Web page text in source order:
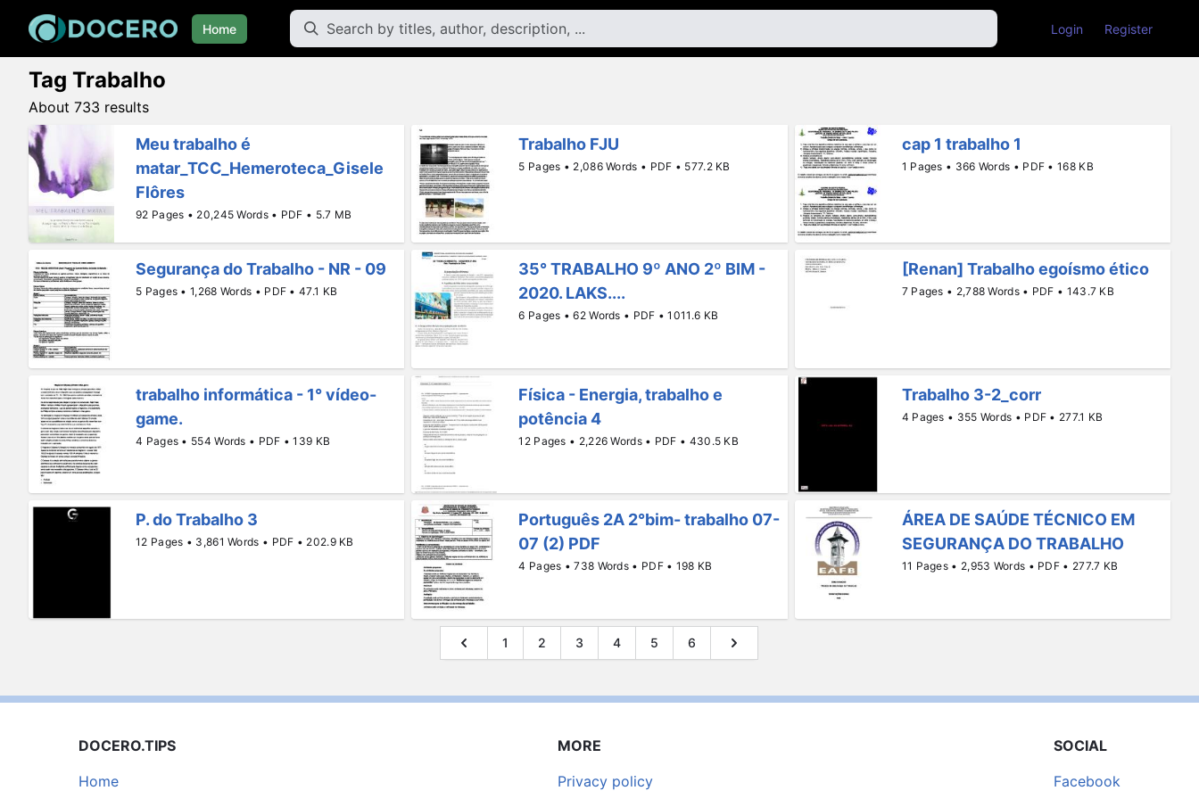
Home Login Register
Tag Trabalho
About 733 results
Meu trabalho é
matar_TCC_Hemeroteca_Gisele
Flôres
92 Pages • 20,245 Words • PDF • 5.7 MB
Trabalho FJU
5 Pages • 2,086 Words • PDF • 577.2 KB
cap 1 trabalho 1
1 Pages • 366 Words • PDF • 168 KB
Segurança do Trabalho - NR - 09
5 Pages • 1,268 Words • PDF • 47.1 KB
35° TRABALHO 9º ANO 2º BIM -
2020. LAKS....
6 Pages • 62 Words • PDF • 1011.6 KB
[Renan] Trabalho egoísmo ético
7 Pages • 2,788 Words • PDF • 143.7 KB
trabalho informática - 1° vídeo-
game.
4 Pages • 554 Words • PDF • 139 KB
Física - Energia, trabalho e
potência 4
12 Pages • 2,226 Words • PDF • 430.5 KB
Trabalho 3-2_corr
4 Pages • 355 Words • PDF • 277.1 KB
P. do Trabalho 3
12 Pages • 3,861 Words • PDF • 202.9 KB
Português 2A 2°bim- trabalho 07-
07 (2) PDF
4 Pages • 738 Words • PDF • 198 KB
ÁREA DE SAÚDE TÉCNICO EM
SEGURANÇA DO TRABALHO
11 Pages • 2,953 Words • PDF • 277.7 KB
1 2 3 4 5 6
DOCERO.TIPS
Home
MORE
Privacy policy
SOCIAL
Facebook